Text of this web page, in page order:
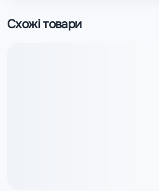
Схожі товари